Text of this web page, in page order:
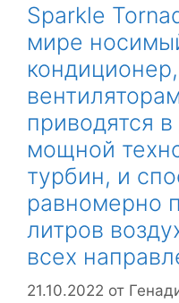
Sparkle
мире
приводятся
мощной
турбин, и
равномерно
литров
всех
21.10.2022 от